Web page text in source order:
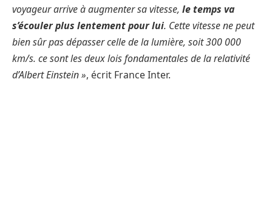
voyageur arrive à augmenter sa vitesse, le temps va
s’écouler plus lentement pour lui. Cette vitesse ne peut
bien sûr pas dépasser celle de la lumière, soit 300 000
km/s. ce sont les deux lois fondamentales de la relativité
d’Albert Einstein », écrit France Inter.